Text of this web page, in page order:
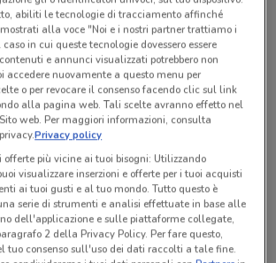
di questo negozio
abiliti le tecnologie di tracciamento affinché
alla voce "Noi e i nostri partner trattiamo i
in cui queste tecnologie dovessero essere
e annunci visualizzati potrebbero non
accedere nuovamente a questo menu per
o per revocare il consenso facendo clic sul link
alla pagina web. Tali scelte avranno effetto nel
web. Per maggiori informazioni, consulta
Privacy policy
più vicine ai tuoi bisogni: Utilizzando
visualizzare inserzioni e offerte per i tuoi acquisti
ai tuoi gusti e al tuo mondo. Tutto questo è
serie di strumenti e analisi effettuate in base alle
dell'applicazione e sulle piattaforme collegate,
2 della Privacy Policy. Per fare questo,
tuo consenso sull'uso dei dati raccolti a tale fine.